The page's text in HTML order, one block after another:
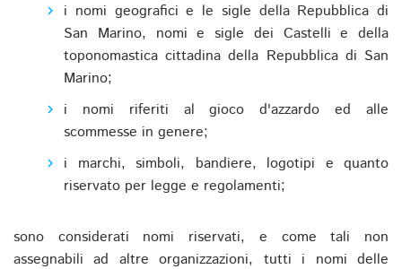
i nomi geografici e le sigle della Repubblica di
San Marino, nomi e sigle dei Castelli e della
toponomastica cittadina della Repubblica di San
Marino;
i nomi riferiti al gioco d'azzardo ed alle
scommesse in genere;
i marchi, simboli, bandiere, logotipi e quanto
riservato per legge e regolamenti;
sono considerati nomi riservati, e come tali non
assegnabili ad altre organizzazioni, tutti i nomi delle